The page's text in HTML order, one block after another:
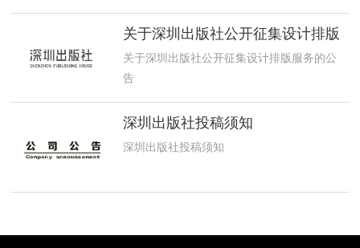
材编写人员的情况公示如下：
关于深圳出版社公开征集设计排版
服务的公告
关于深圳出版社公开征集设计排版服务的公
告
感谢排版公司及相关业务单位长期以来对我社
深圳出版社投稿须知
深圳出版社投稿须知